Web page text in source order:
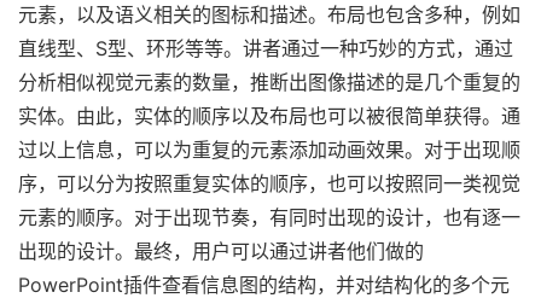
元素，以及语义相关的图标和描述。布局也包含多种，例如
直线型、S型、环形等等。讲者通过一种巧妙的方式，通过
分析相似视觉元素的数量，推断出图像描述的是几个重复的
实体。由此，实体的顺序以及布局也可以被很简单获得。通
过以上信息，可以为重复的元素添加动画效果。对于出现顺
序，可以分为按照重复实体的顺序，也可以按照同一类视觉
元素的顺序。对于出现节奏，有同时出现的设计，也有逐一
出现的设计。最终，用户可以通过讲者他们做的
PowerPoint插件查看信息图的结构，并对结构化的多个元